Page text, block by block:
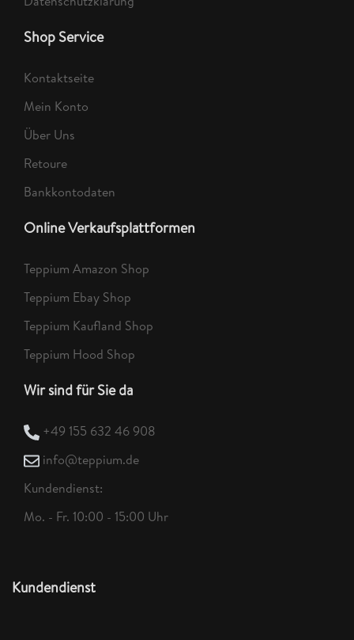
Shop Service
Kontaktseite
Mein Konto
Über Uns
Retoure
Bankkontodaten
Online Verkaufsplattformen
Teppium Amazon Shop
Teppium Ebay Shop
Teppium Kaufland Shop
Teppium Hood Shop
Wir sind für Sie da
+49 155 632 46 908
info@teppium.de
Kundendienst:
Mo. - Fr. 10:00 - 15:00 Uhr
Kundendienst